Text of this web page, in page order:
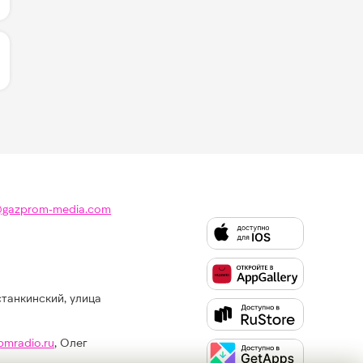
ЛАЙКОВ ЗА "CRICKET LOVE - KDDK & ALEX
media.com
улица
, Олег